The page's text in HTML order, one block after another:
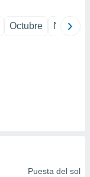
Octubre
Puesta del sol